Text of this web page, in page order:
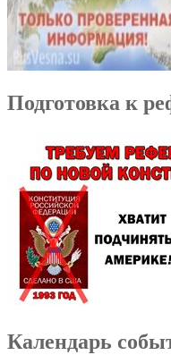
Подготовка к
Календарь